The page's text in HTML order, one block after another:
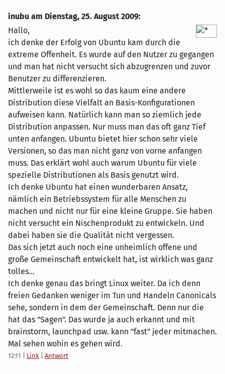
inubu am Dienstag, 25. August 2009:
Hallo,
ich denke der Erfolg von Ubuntu kam durch die
extreme Offenheit. Es wurde auf den Nutzer zu gegangen
und man hat nicht versucht sich abzugrenzen und zuvor
Benutzer zu differenzieren.
Mittlerweile ist es wohl so das kaum eine andere
Distribution diese Vielfalt an Basis-Konfigurationen
aufweisen kann. Natürlich kann man so ziemlich jede
Distribution anpassen. Nur muss man das oft ganz Tief
unten anfangen. Ubuntu bietet hier schon sehr viele
Versionen, so das man nicht ganz von vorne anfangen
muss. Das erklärt wohl auch warum Ubuntu für viele
spezielle Distributionen als Basis genutzt wird.
Ich denke Ubuntu hat einen wunderbaren Ansatz,
nämlich ein Betriebssystem für alle Menschen zu
machen und nicht nur für eine kleine Gruppe. Sie haben
nicht versucht ein Nischenprodukt zu entwickeln. Und
dabei haben sie die Qualität nicht vergessen.
Das sich jetzt auch noch eine unheimlich offene und
große Gemeinschaft entwickelt hat, ist wirklich was ganz
tolles...
Ich denke genau das bringt Linux weiter. Da ich denn
freien Gedanken weniger im Tun und Handeln Canonicals
sehe, sondern in dem der Gemeinschaft. Denn nur die
hat das "Sagen". Das wurde ja auch erkannt und mit
brainstorm, launchpad usw. kann "fast" jeder mitmachen.
Mal sehen wohin es gehen wird.
12:11 Link Antwort